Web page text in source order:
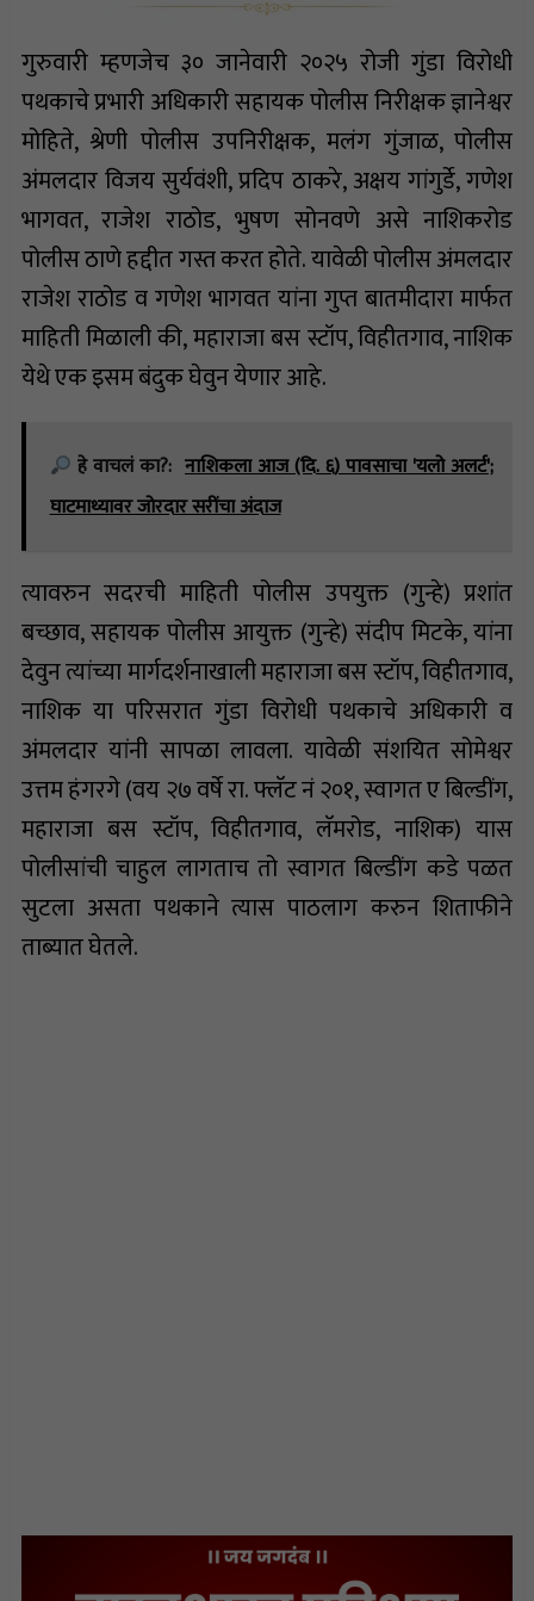
गुरुवारी म्हणजेच ३० जानेवारी २०२५ रोजी गुंडा विरोधी
पथकाचे प्रभारी अधिकारी सहायक पोलीस निरीक्षक ज्ञानेश्वर
मोहिते, श्रेणी पोलीस उपनिरीक्षक, मलंग गुंजाळ, पोलीस
अंमलदार विजय सुर्यवंशी, प्रदिप ठाकरे, अक्षय गांगुर्डे, गणेश
भागवत, राजेश राठोड, भुषण सोनवणे असे नाशिकरोड
पोलीस ठाणे हद्दीत गस्त करत होते. यावेळी पोलीस अंमलदार
राजेश राठोड व गणेश भागवत यांना गुप्त बातमीदारा मार्फत
माहिती मिळाली की, महाराजा बस स्टॉप, विहीतगाव, नाशिक
येथे एक इसम बंदुक घेवुन येणार आहे.
हे वाचलं का?: नाशिकला आज (दि. ६) पावसाचा 'यलो अलर्ट';
घाटमाथ्यावर जोरदार सरींचा अंदाज
त्यावरुन सदरची माहिती पोलीस उपयुक्त (गुन्हे) प्रशांत
बच्छाव, सहायक पोलीस आयुक्त (गुन्हे) संदीप मिटके, यांना
देवुन त्यांच्या मार्गदर्शनाखाली महाराजा बस स्टॉप, विहीतगाव,
नाशिक या परिसरात गुंडा विरोधी पथकाचे अधिकारी व
अंमलदार यांनी सापळा लावला. यावेळी संशयित सोमेश्वर
उत्तम हंगरगे (वय २७ वर्षे रा. फ्लॅट नं २०१, स्वागत ए बिल्डींग,
महाराजा बस स्टॉप, विहीतगाव, लॅमरोड, नाशिक) यास
पोलीसांची चाहुल लागताच तो स्वागत बिल्डींग कडे पळत
सुटला असता पथकाने त्यास पाठलाग करुन शिताफीने
ताब्यात घेतले.